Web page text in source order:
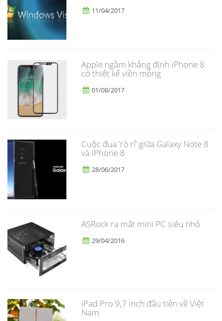
11/04/2017
Apple ngầm khẳng định iPhone 8
có thiết kế viền mỏng
01/08/2017
​Cuộc đua ‘rò rỉ’ giữa Galaxy Note 8
và iPhone 8
28/06/2017
ASRock ra mắt mini PC siêu nhỏ
29/04/2016
iPad Pro 9,7 inch đầu tiên về Việt
Nam